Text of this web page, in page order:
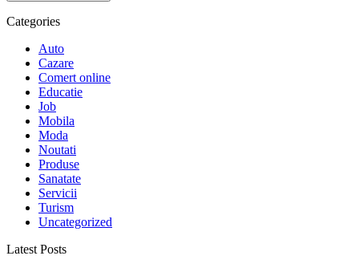
Categories
Auto
Cazare
Comert online
Educatie
Job
Mobila
Moda
Noutati
Produse
Sanatate
Servicii
Turism
Uncategorized
Latest Posts